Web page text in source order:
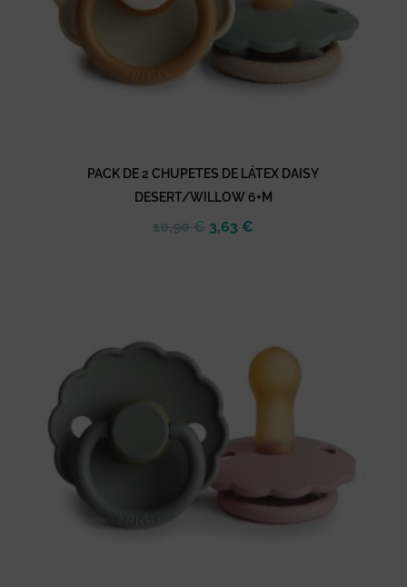
PACK DE 2 CHUPETES DE LÁTEX DAISY
DESERT/WILLOW 6+M
10,90 € El
3,63 €